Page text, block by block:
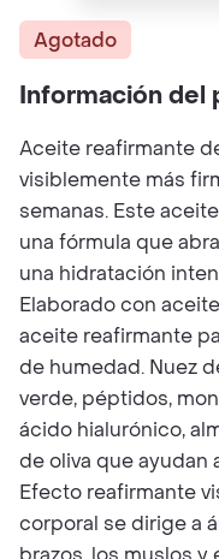
Agotado
Información del
Aceite reafirmante
visiblemente más
semanas. Este
una fórmula que
una hidratación
Elaborado con
aceite reafirmante
de humedad. Nuez
verde, péptidos,
ácido hialurónico,
de oliva que ayudan
Efecto reafirmante
corporal se dirige a